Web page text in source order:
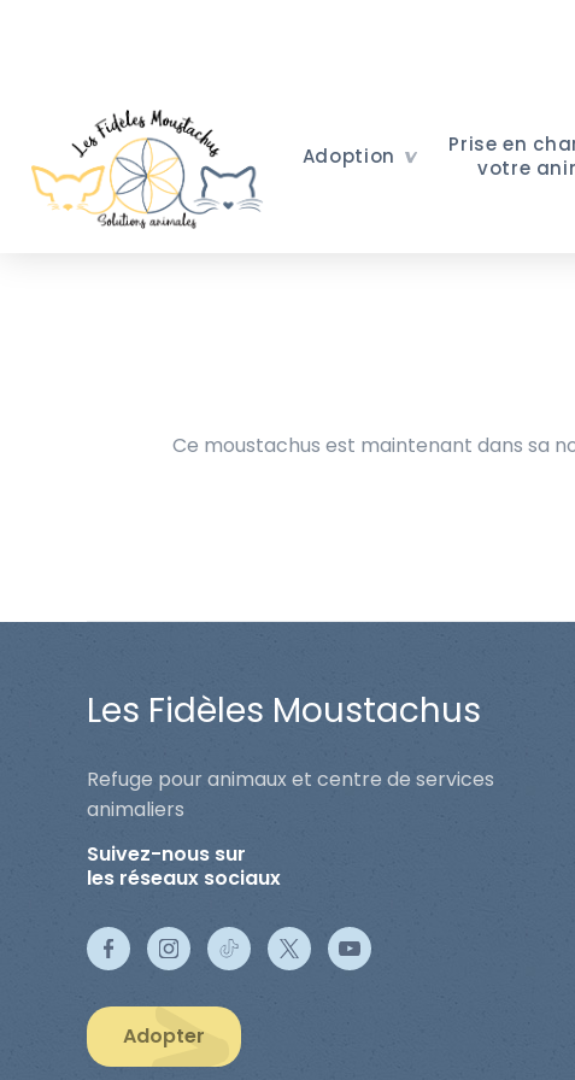
Adoption
Prise en
votre
Ce moustachus est maintenant dans sa
Les Fidèles Moustachus
Refuge pour animaux et centre de services
animaliers
Suivez-nous sur
les réseaux sociaux
Adopter